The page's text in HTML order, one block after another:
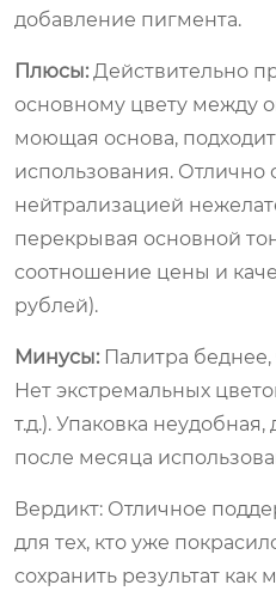
добавление пигмента.
Плюсы: Действительно
основному цвету между
моющая основа, подходит
использования. Отлично
нейтрализацией
перекрывая основной
соотношение цены и
рублей).
Минусы: Палитра
Нет экстремальных
т.д.). Упаковка неудобная,
после месяца
Вердикт: Отличное
для тех, кто уже
сохранить результат